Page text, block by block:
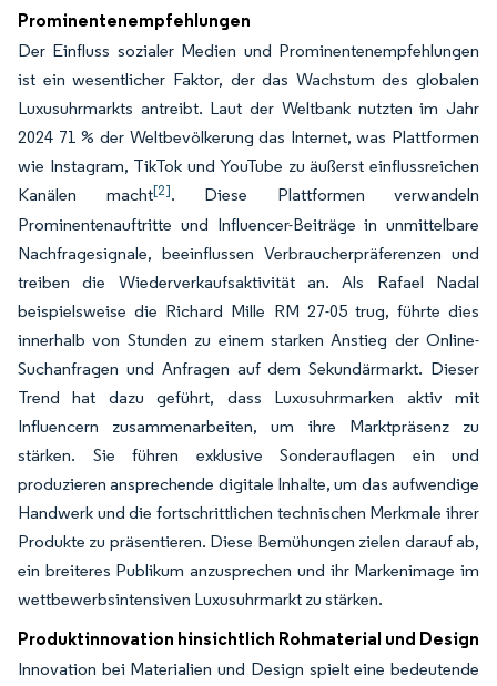
Prominentenempfehlungen
Der Einfluss sozialer Medien und Prominentenempfehlungen
ist ein wesentlicher Faktor, der das Wachstum des globalen
Luxusuhrmarkts antreibt. Laut der Weltbank nutzten im Jahr
2024 71 % der Weltbevölkerung das Internet, was Plattformen
wie Instagram, TikTok und YouTube zu äußerst einflussreichen
Kanälen macht[2]. Diese Plattformen verwandeln
Prominentenauftritte und Influencer-Beiträge in unmittelbare
Nachfragesignale, beeinflussen Verbraucherpräferenzen und
treiben die Wiederverkaufsaktivität an. Als Rafael Nadal
beispielsweise die Richard Mille RM 27-05 trug, führte dies
innerhalb von Stunden zu einem starken Anstieg der Online-
Suchanfragen und Anfragen auf dem Sekundärmarkt. Dieser
Trend hat dazu geführt, dass Luxusuhrmarken aktiv mit
Influencern zusammenarbeiten, um ihre Marktpräsenz zu
stärken. Sie führen exklusive Sonderauflagen ein und
produzieren ansprechende digitale Inhalte, um das aufwendige
Handwerk und die fortschrittlichen technischen Merkmale ihrer
Produkte zu präsentieren. Diese Bemühungen zielen darauf ab,
ein breiteres Publikum anzusprechen und ihr Markenimage im
wettbewerbsintensiven Luxusuhrmarkt zu stärken.
Produktinnovation hinsichtlich Rohmaterial und Design
Innovation bei Materialien und Design spielt eine bedeutende